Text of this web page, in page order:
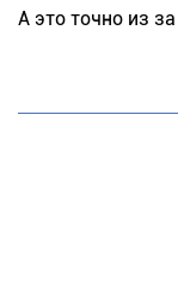
А это точно из за